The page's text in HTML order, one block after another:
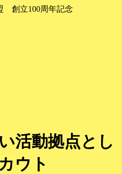
創立100周年記念
活動拠点とし
ウト